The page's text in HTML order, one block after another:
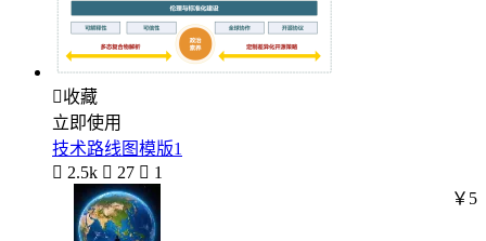
收藏
立即使用
技术路线图模版1
 2.5k  27  1
￥5